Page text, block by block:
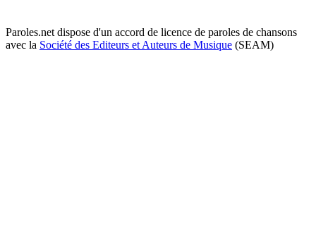
Paroles.net dispose d'un accord de licence de paroles de chansons
avec la Société des Editeurs et Auteurs de Musique (SEAM)